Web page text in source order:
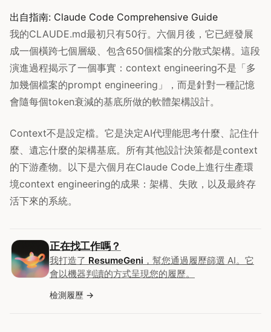
出自指南: Claude Code Comprehensive Guide
我的CLAUDE.md最初只有50行。六個月後，它已經發展
成一個橫跨七個層級、包含650個檔案的分散式架構。這段
演進過程揭示了一個事實：context engineering不是「多
加幾個檔案的prompt engineering」，而是針對一種記憶
會隨每個token衰減的基底所做的軟體架構設計。
Context不是設定檔。它是決定AI代理能思考什麼、記住什
麼、遺忘什麼的架構基底。所有其他設計決策都是context
的下游產物。以下是六個月在Claude Code上進行生產環
境context engineering的成果：架構、失敗，以及最終存
活下來的系統。
正在找工作嗎？
我打造了 ResumeGeni ，幫您通過履歷篩選 AI。它
會以機器判讀的方式呈現您的履歷。
檢測履歷